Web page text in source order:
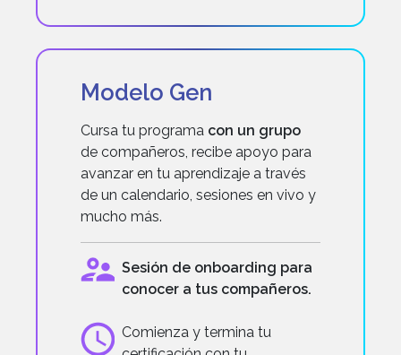
Modelo Gen
Cursa tu programa con un grupo
de compañeros, recibe apoyo para
avanzar en tu aprendizaje a través
de un calendario, sesiones en vivo y
mucho más.
Sesión de onboarding para
conocer a tus compañeros.
Comienza y termina tu